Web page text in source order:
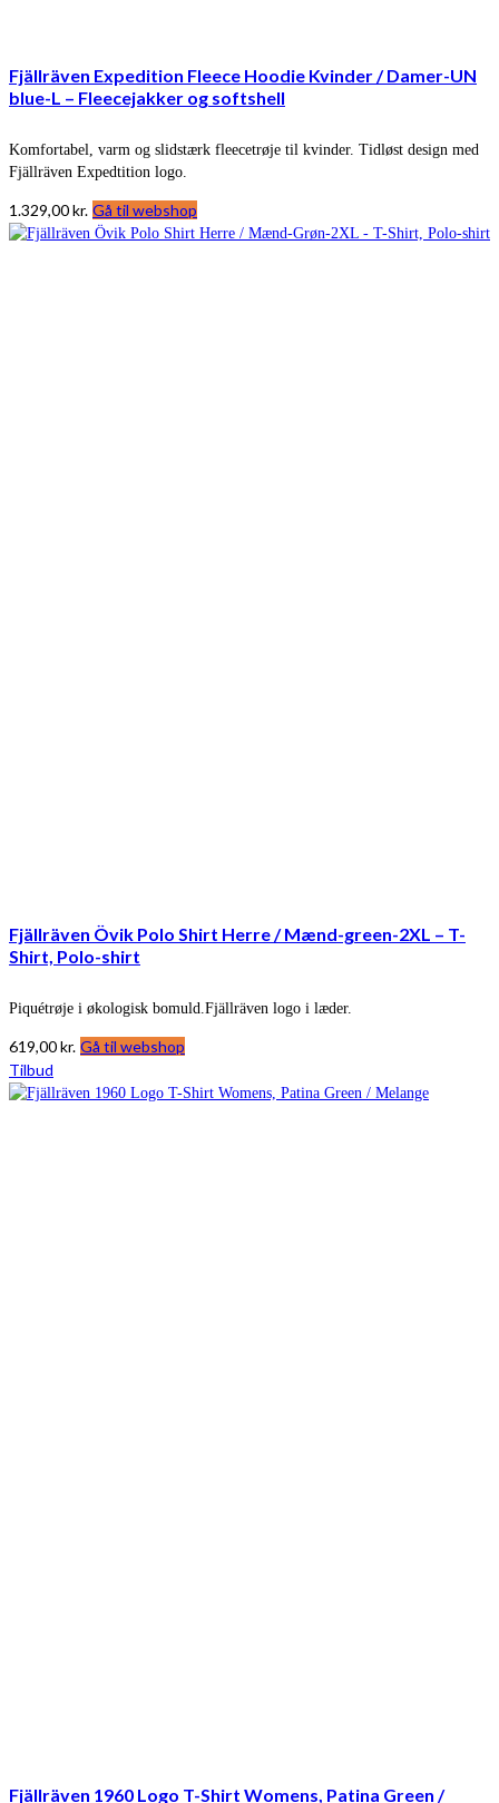
Fjällräven Expedition Fleece Hoodie Kvinder / Damer-UN
blue-L – Fleecejakker og softshell
Komfortabel, varm og slidstærk fleecetrøje til kvinder. Tidløst design med
Fjällräven Expedtition logo.
1.329,00kr. Gå til webshop
Fjällräven Övik Polo Shirt Herre / Mænd-green-2XL – T-
Shirt, Polo-shirt
Piquétrøje i økologisk bomuld.Fjällräven logo i læder.
619,00kr. Gå til webshop
Tilbud
Fjällräven 1960 Logo T-Shirt Womens, Patina Green /